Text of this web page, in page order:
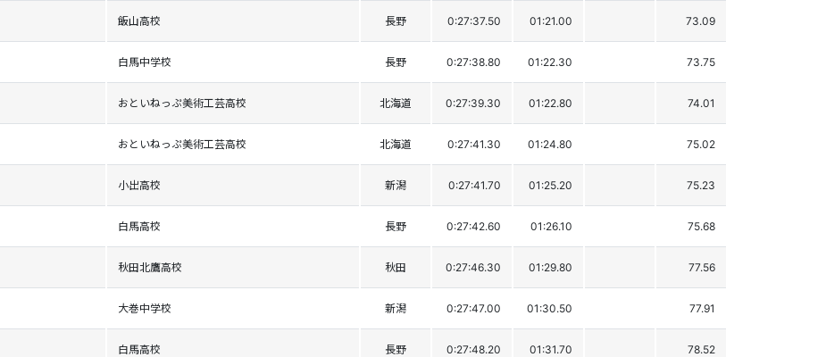
飯山高校 長野 0:27:37.50 01:21.00 73.09
白馬中学校 長野 0:27:38.80 01:22.30 73.75
おといねっぷ美術工芸高校 北海道 0:27:39.30 01:22.80 74.01
おといねっぷ美術工芸高校 北海道 0:27:41.30 01:24.80 75.02
小出高校 新潟 0:27:41.70 01:25.20 75.23
白馬高校 長野 0:27:42.60 01:26.10 75.68
秋田北鷹高校 秋田 0:27:46.30 01:29.80 77.56
大巻中学校 新潟 0:27:47.00 01:30.50 77.91
白馬高校 長野 0:27:48.20 01:31.70 78.52